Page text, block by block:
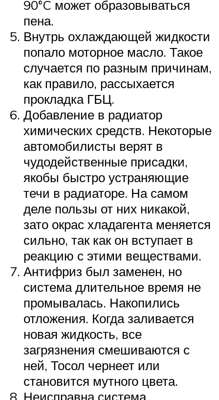
90°C может образовываться
пена.
Внутрь охлаждающей жидкости
попало моторное масло. Такое
случается по разным причинам,
как правило, рассыхается
прокладка ГБЦ.
Добавление в радиатор
химических средств. Некоторые
автомобилисты верят в
чудодейственные присадки,
якобы быстро устраняющие
течи в радиаторе. На самом
деле пользы от них никакой,
зато окрас хладагента меняется
сильно, так как он вступает в
реакцию с этими веществами.
Антифриз был заменен, но
система длительное время не
промывалась. Накопились
отложения. Когда заливается
новая жидкость, все
загрязнения смешиваются с
ней, Тосол чернеет или
становится мутного цвета.
Неисправна система